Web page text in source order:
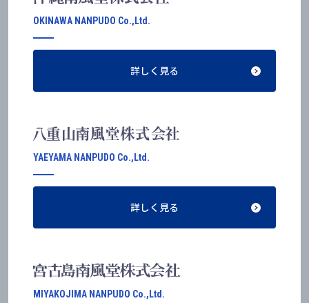
OKINAWA NANPUDO Co.,Ltd.
詳しく見る
YAEYAMA NANPUDO Co.,Ltd.
詳しく見る
MIYAKOJIMA NANPUDO Co.,Ltd.